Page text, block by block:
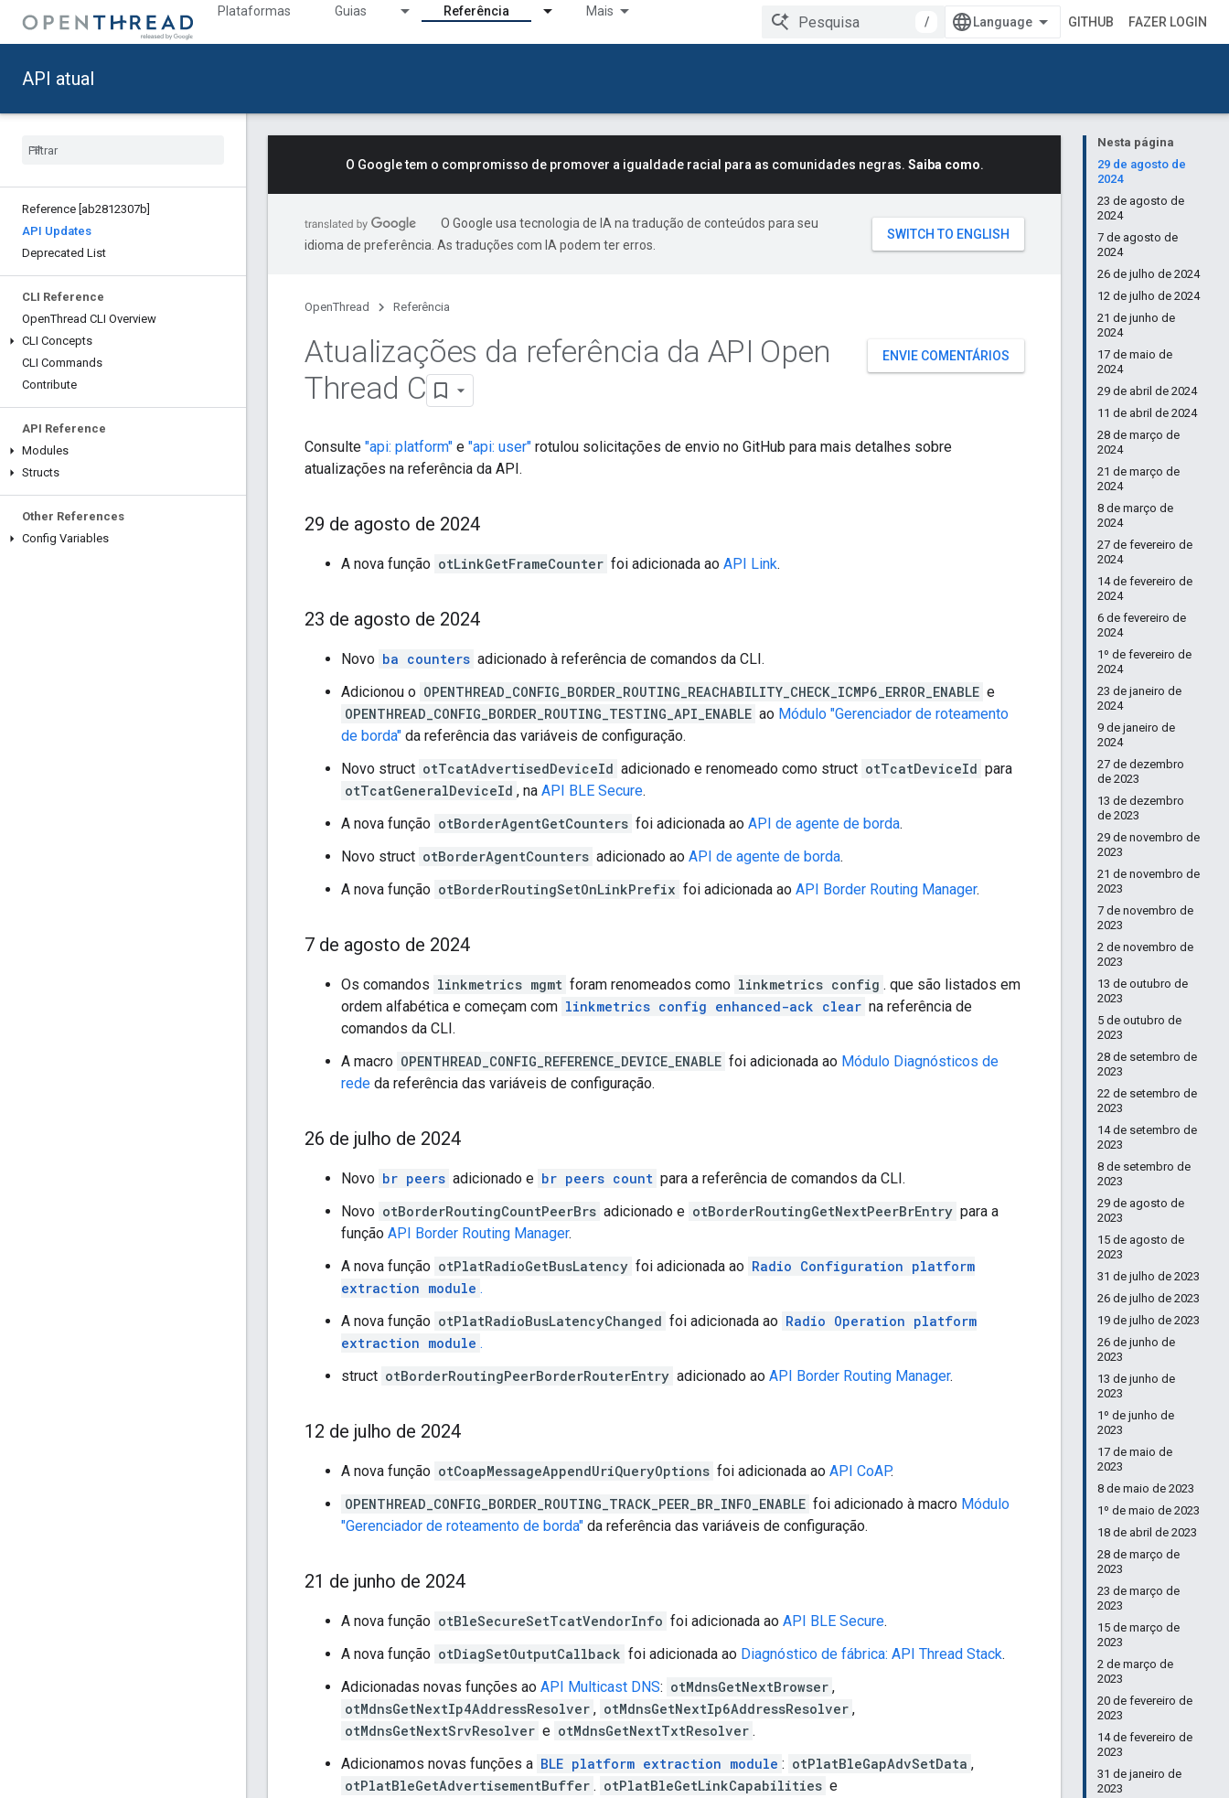
Plataformas Guias Referência Mais
/ GITHUB FAZER LOGIN
API atual
Reference [ab2812307b]
API Updates
Deprecated List
CLI Reference
OpenThread CLI Overview
CLI Concepts
CLI Commands
Contribute
API Reference
Modules
Structs
Other References
Config Variables
Nesta página
29 de agosto de
2024
23 de agosto de
2024
7 de agosto de
2024
26 de julho de 2024
12 de julho de 2024
21 de junho de
2024
17 de maio de
2024
29 de abril de 2024
11 de abril de 2024
28 de março de
2024
21 de março de
2024
8 de março de
2024
27 de fevereiro de
2024
14 de fevereiro de
2024
6 de fevereiro de
2024
1º de fevereiro de
2024
23 de janeiro de
2024
9 de janeiro de
2024
27 de dezembro
de 2023
13 de dezembro
de 2023
29 de novembro de
2023
21 de novembro de
2023
7 de novembro de
2023
2 de novembro de
2023
13 de outubro de
2023
5 de outubro de
2023
28 de setembro de
2023
22 de setembro de
2023
14 de setembro de
2023
8 de setembro de
2023
29 de agosto de
2023
15 de agosto de
2023
31 de julho de 2023
26 de julho de 2023
19 de julho de 2023
26 de junho de
2023
13 de junho de
2023
1º de junho de
2023
17 de maio de
2023
8 de maio de 2023
1º de maio de 2023
18 de abril de 2023
28 de março de
2023
23 de março de
2023
15 de março de
2023
2 de março de
2023
20 de fevereiro de
2023
14 de fevereiro de
2023
31 de janeiro de
2023
O Google tem o compromisso de promover a igualdade racial para as comunidades negras. Saiba como.
O Google usa tecnologia de IA na tradução de conteúdos para seu
idioma de preferência. As traduções com IA podem ter erros.
OpenThread Referência
ENVIE COMENTÁRIOS
Atualizações da referência da API Open
Thread C
Consulte "api: platform" e "api: user" rotulou solicitações de envio no GitHub para mais detalhes sobre
atualizações na referência da API.
29 de agosto de 2024
A nova função otLinkGetFrameCounter foi adicionada ao API Link.
23 de agosto de 2024
Novo ba counters adicionado à referência de comandos da CLI.
Adicionou o OPENTHREAD_CONFIG_BORDER_ROUTING_REACHABILITY_CHECK_ICMP6_ERROR_ENABLE e
OPENTHREAD_CONFIG_BORDER_ROUTING_TESTING_API_ENABLE ao Módulo "Gerenciador de roteamento
de borda" da referência das variáveis de configuração.
Novo struct otTcatAdvertisedDeviceId adicionado e renomeado como struct otTcatDeviceId para
otTcatGeneralDeviceId , na API BLE Secure.
A nova função otBorderAgentGetCounters foi adicionada ao API de agente de borda.
Novo struct otBorderAgentCounters adicionado ao API de agente de borda.
A nova função otBorderRoutingSetOnLinkPrefix foi adicionada ao API Border Routing Manager.
7 de agosto de 2024
Os comandos linkmetrics mgmt foram renomeados como linkmetrics config . que são listados em
ordem alfabética e começam com linkmetrics config enhanced-ack clear na referência de
comandos da CLI.
A macro OPENTHREAD_CONFIG_REFERENCE_DEVICE_ENABLE foi adicionada ao Módulo Diagnósticos de
rede da referência das variáveis de configuração.
26 de julho de 2024
Novo br peers adicionado e br peers count para a referência de comandos da CLI.
Novo otBorderRoutingCountPeerBrs adicionado e otBorderRoutingGetNextPeerBrEntry para a
função API Border Routing Manager.
A nova função otPlatRadioGetBusLatency foi adicionada ao Radio Configuration platform
extraction module .
A nova função otPlatRadioBusLatencyChanged foi adicionada ao Radio Operation platform
extraction module .
struct otBorderRoutingPeerBorderRouterEntry adicionado ao API Border Routing Manager.
12 de julho de 2024
A nova função otCoapMessageAppendUriQueryOptions foi adicionada ao API CoAP.
OPENTHREAD_CONFIG_BORDER_ROUTING_TRACK_PEER_BR_INFO_ENABLE foi adicionado à macro Módulo
"Gerenciador de roteamento de borda" da referência das variáveis de configuração.
21 de junho de 2024
A nova função otBleSecureSetTcatVendorInfo foi adicionada ao API BLE Secure.
A nova função otDiagSetOutputCallback foi adicionada ao Diagnóstico de fábrica: API Thread Stack.
Adicionadas novas funções ao API Multicast DNS: otMdnsGetNextBrowser ,
otMdnsGetNextIp4AddressResolver , otMdnsGetNextIp6AddressResolver ,
otMdnsGetNextSrvResolver e otMdnsGetNextTxtResolver .
Adicionamos novas funções a BLE platform extraction module : otPlatBleGapAdvSetData ,
otPlatBleGetAdvertisementBuffer . otPlatBleGetLinkCapabilities e